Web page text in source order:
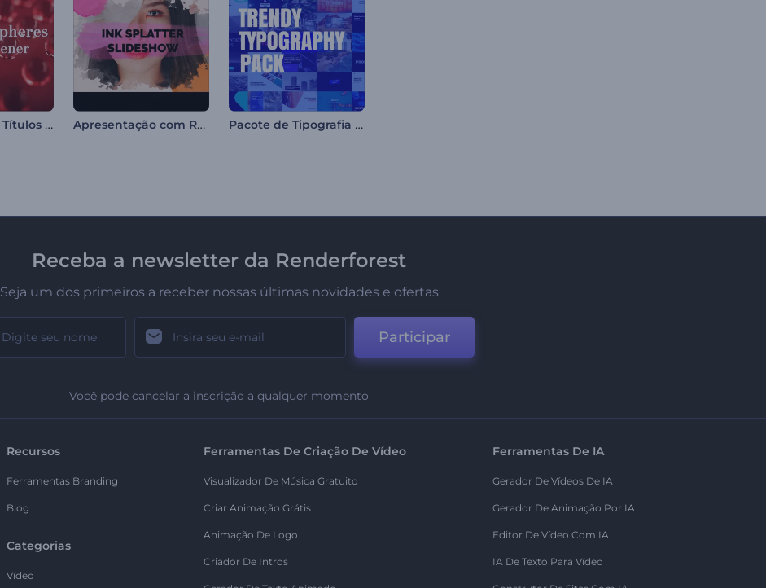
Abertura com Títulos em Esferas Abstratas Apresentação com Respingos de Tinta Pacote de Tipografia Moderna
Receba a newsletter da Renderforest
Seja um dos primeiros a receber nossas últimas novidades e ofertas
Participar
Você pode cancelar a inscrição a qualquer momento
Recursos
Ferramentas Branding
Blog
Categorias
Vídeo
Ferramentas De Criação De Vídeo
Visualizador De Música Gratuito
Criar Animação Grátis
Animação De Logo
Criador De Intros
Ferramentas De IA
Gerador De Vídeos De IA
Gerador De Animação Por IA
Editor De Vídeo Com IA
IA De Texto Para Vídeo